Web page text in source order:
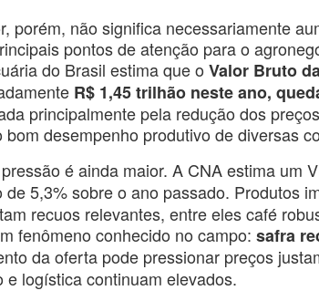
porém, não significa necessariamente
pontos de atenção para o
do Brasil estima que o Valor Bruto
R$ 1,45 trilhão neste ano,
principalmente pela redução dos
bom desempenho produtivo de diversas
é ainda maior. A CNA estima um
de 5,3% sobre o ano passado. Produtos
recuos relevantes, entre eles café
fenômeno conhecido no campo: safra
da oferta pode pressionar preços
e logística continuam elevados.